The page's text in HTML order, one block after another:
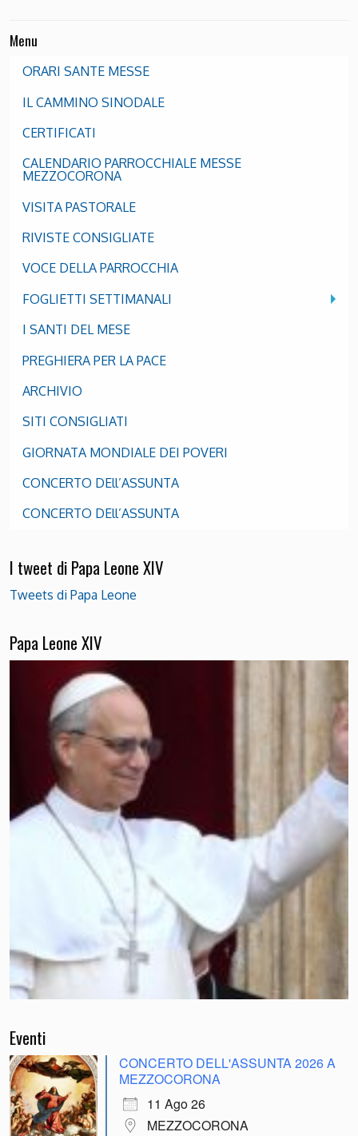
Menu
ORARI SANTE MESSE
IL CAMMINO SINODALE
CERTIFICATI
CALENDARIO PARROCCHIALE MESSE
MEZZOCORONA
VISITA PASTORALE
RIVISTE CONSIGLIATE
VOCE DELLA PARROCCHIA
FOGLIETTI SETTIMANALI
I SANTI DEL MESE
PREGHIERA PER LA PACE
ARCHIVIO
SITI CONSIGLIATI
GIORNATA MONDIALE DEI POVERI
CONCERTO DEll’ASSUNTA
CONCERTO DEll’ASSUNTA
I tweet di Papa Leone XIV
Tweets di Papa Leone
Papa Leone XIV
Eventi
CONCERTO DELL'ASSUNTA 2026 A
MEZZOCORONA
11 Ago 26
MEZZOCORONA